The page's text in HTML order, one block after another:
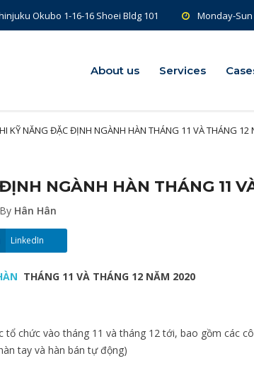
Okubo 1-16-16 Shoei Bldg 101 Monday-Sun
About us Services
About us Services
KỸ NĂNG ĐẶC ĐỊNH NGÀNH HÀN THÁNG 11 VÀ THÁNG 12
NGÀNH HÀN THÁNG 11
By Hân Hân
LinkedIn
THÁNG 11 VÀ THÁNG 12 NĂM 2020
tổ chức vào tháng 11 và tháng 12 tới, bao gồm các
tay và hàn bán tự động)